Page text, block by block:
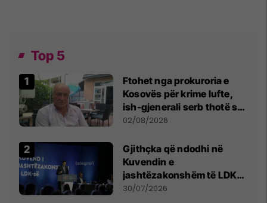
Top 5
Ftohet nga prokuroria e
Kosovës për krime lufte,
ish-gjenerali serb thotë se
dikush e tradhtoi në
02/08/2026
Gjithçka që ndodhi në
Kuvendin e
jashtëzakonshëm të LDK-
së
30/07/2026